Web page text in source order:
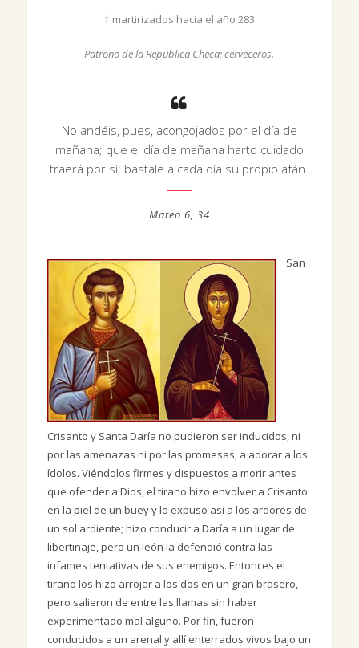
† martirizados hacia el año 283
Patrono de la República Checa; cerveceros.
No andéis, pues, acongojados por el día de
mañana; que el día de mañana harto cuidado
traerá por sí; bástale a cada día su propio afán.
Mateo 6, 34
San
Crisanto y Santa Daría no pudieron ser inducidos, ni
por las amenazas ni por las promesas, a adorar a los
ídolos. Viéndolos firmes y dispuestos a morir antes
que ofender a Dios, el tirano hizo envolver a Crisanto
en la piel de un buey y lo expuso así a los ardores de
un sol ardiente; hizo conducir a Daría a un lugar de
libertinaje, pero un león la defendió contra las
infames tentativas de sus enemigos. Entonces el
tirano los hizo arrojar a los dos en un gran brasero,
pero salieron de entre las llamas sin haber
experimentado mal alguno. Por fin, fueron
conducidos a un arenal y allí enterrados vivos bajo un